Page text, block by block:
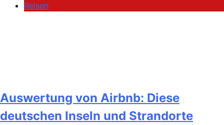
Reisen
Auswertung von Airbnb: Diese
deutschen Inseln und Strandorte